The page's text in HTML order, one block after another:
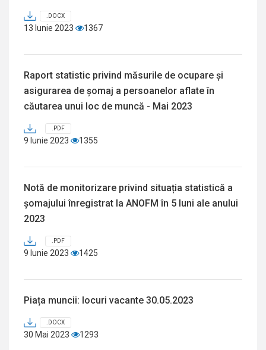
.DOCX
13 Iunie 2023 1367
Raport statistic privind măsurile de ocupare și
asigurarea de șomaj a persoanelor aflate în
căutarea unui loc de muncă - Mai 2023
.PDF
9 Iunie 2023 1355
Notă de monitorizare privind situația statistică a
șomajului înregistrat la ANOFM în 5 luni ale anului
2023
.PDF
9 Iunie 2023 1425
Piața muncii: locuri vacante 30.05.2023
.DOCX
30 Mai 2023 1293